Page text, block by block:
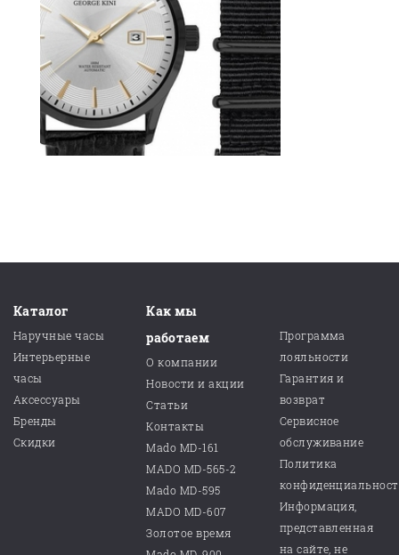
Каталог
Наручные часы
Интерьерные
часы
Аксессуары
Бренды
Скидки
Как мы
работаем
О компании
Новости и акции
Статьи
Контакты
Mado MD-161
MADO MD-565-2
Mado MD-595
MADO MD-607
Золотое время
Программа
лояльности
Гарантия и
возврат
Сервисное
обслуживание
Политика
Информация,
представленная
на сайте, не